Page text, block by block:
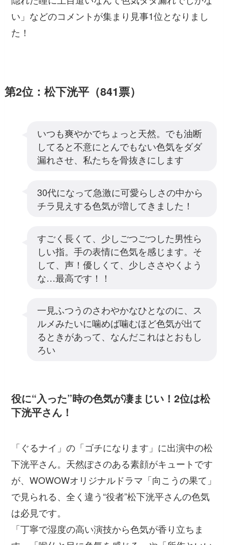
い」 などのコメントが集まり見事1位となりまし
た！
第2位：松下洸平（841票）
いつも爽やかでちょっと天然。でも油断
してると不意にとんでもない色気をダダ
漏れさせ、私たちを骨抜きにします
30代になって急激に可愛らしさの中から
チラ見えする色気が増してきました！
すごく長くて、少しごつごつした男性ら
しい指。手の表情に色気を感じます。そ
して、声！優しくて、少しささやくよう
な…最高です！！
一見ふつうのさわやかなひとなのに、ス
ルメみたいに噛めば噛むほど色気が出て
るときがあって、なんだこれはとおもし
ろい
役に“入った”時の色気が凄まじい！2位は松
下洸平さん！
「ぐるナイ」の「ゴチになります」に出演中の松
下洸平さん。天然ぽさのある素顔がキュートです
が、WOWOWオリジナルドラマ「向こうの果て」
で見られる、全く違う“役者”松下洸平さんの色気
は必見です。
「丁寧で湿度の高い演技から色気が香り立ちま